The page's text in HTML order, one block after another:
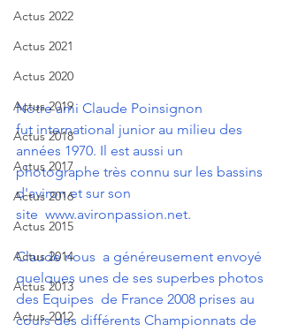
Actus 2022
Actus 2021
Actus 2020
Actus 2019
Actus 2018
Actus 2017
Actus 2016
Actus 2015
Actus 2014
Actus 2013
Actus 2012
Notre ami Claude Poinsignon
fut international junior au milieu des
années 1970. Il est aussi un
photographe très connu sur les bassins
d'aviron et sur son
site www.avironpassion.net.
Claude nous  a généreusement envoyé
quelques unes de ses superbes photos
des Equipes  de France 2008 prises au
cours des différents Championnats de